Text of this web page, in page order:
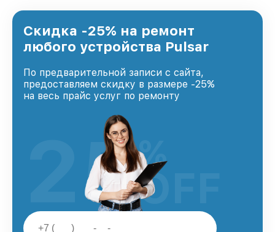
Москве, постоянно повышая уровень доверия
и лояльности наших клиентов.
Скидка -25% на ремонт
любого устройства Pulsar
По предварительной записи с сайта,
предоставляем скидку в размере -25%
на весь прайс услуг по ремонту
25%
OFF